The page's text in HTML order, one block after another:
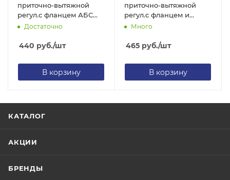
приточно-вытяжной
регул.с фланцем АБС
D100
Достаточно
440 руб./шт
В корзину
приточно-вытяжной
регул.с фланцем и
стопорным кольцом АБС
Много
465 руб./шт
В корзину
КАТАЛОГ
АКЦИИ
БРЕНДЫ